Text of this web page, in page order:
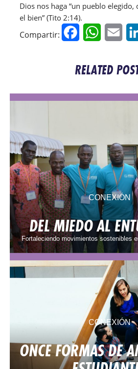
Dios nos haga “un pueblo elegido,
el bien” (Tito 2:14).
Compartir: FacebookWhatsApp
RELATED
CONEXIÓN
DEL MIEDO AL
Fortaleciendo movimientos sostenibles
CONEXIÓN
ONCE FORMAS DE